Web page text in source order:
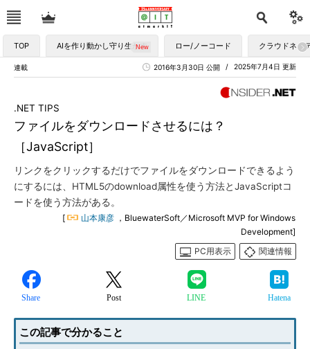
TOP AIを作り動かし守り生かす ロー/ノーコード クラウドネイ
連載 2025年7月4日 更新
2016年3月30日 公開
ファイルをダウンロードさせるには？
［JavaScript］
.NET TIPS
リンクをクリックするだけでファイルをダウンロードできるよう
にするには、HTML5のdownload属性を使う方法とJavaScriptコ
ードを使う方法がある。
[ 山本康彦 ，BluewaterSoft／Microsoft MVP for Windows
Development]
PC用表示
関連情報
Share Post LINE Hatena
この記事で分かること